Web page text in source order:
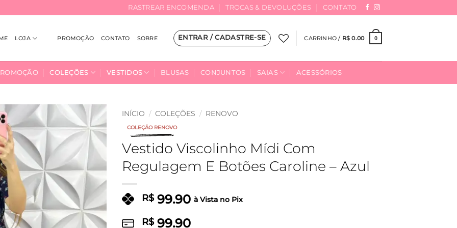
RASTREAR ENCOMENDA TROCAS & DEVOLUÇÕES CONTATO
LOJA PROMOÇÃO CONTATO SOBRE ENTRAR / CADASTRE-SE CARRINHO / R$ 0.00 0
COLEÇÕES VESTIDOS BLUSAS CONJUNTOS SAIAS ACESSÓRIOS
Adicionar
à Lista
INÍCIO / COLEÇÕES / RENOVO
COLEÇÃO RENOVO
Vestido Viscolinho Mídi Com
Regulagem E Botões Caroline – Azul
R$99.90 à Vista no Pix
R$99.90